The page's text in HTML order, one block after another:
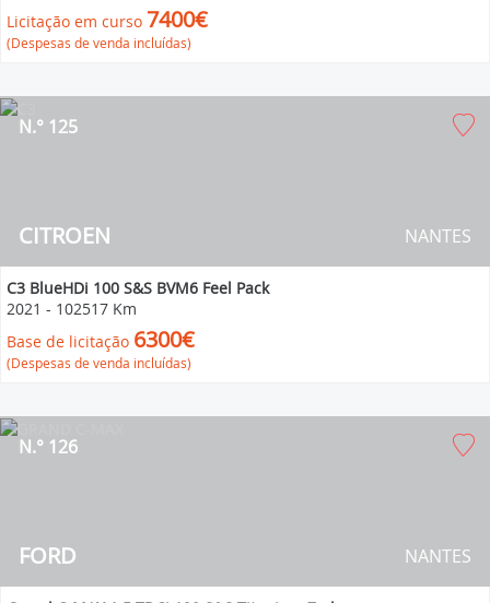
Licitação em curso 7400€
(Despesas de venda incluídas)
CITROEN
N.° 125
NANTES
C3 BlueHDi 100 S&S BVM6 Feel Pack
2021 - 102517 Km
Base de licitação 6300€
(Despesas de venda incluídas)
FORD
N.° 126
NANTES